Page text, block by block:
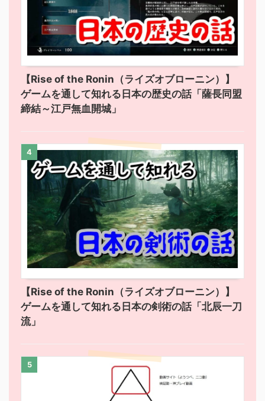
【Rise of the Ronin（ライズオブローニン）】
ゲームを通して知れる日本の歴史の話「薩長同盟
締結～江戸無血開城」
4
【Rise of the Ronin（ライズオブローニン）】
ゲームを通して知れる日本の剣術の話「北辰一刀
流」
5